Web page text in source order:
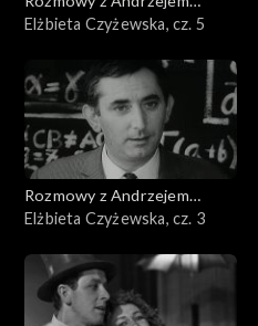
Doboszem
Elżbieta Czyżewska, cz. 5
Rozmowy z Andrzejem
Doboszem
Elżbieta Czyżewska, cz. 3